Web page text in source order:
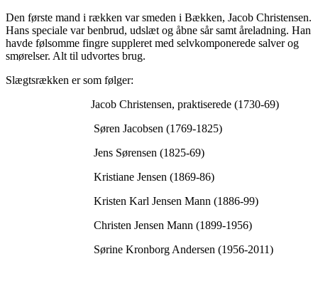
Den første mand i rækken var smeden i Bækken, Jacob Christensen.
Hans speciale var benbrud, udslæt og åbne sår samt åreladning. Han
havde følsomme fingre suppleret med selvkomponerede salver og
smørelser. Alt til udvortes brug.
Slægtsrækken er som følger:
Jacob Christensen, praktiserede (1730-69)
Søren Jacobsen (1769-1825)
Jens Sørensen (1825-69)
Kristiane Jensen (1869-86)
Kristen Karl Jensen Mann (1886-99)
Christen Jensen Mann (1899-1956)
Sørine Kronborg Andersen (1956-2011)